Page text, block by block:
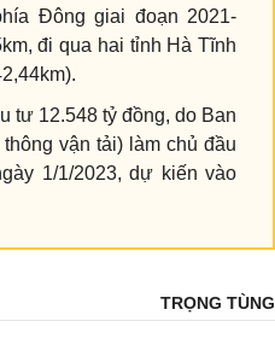
Đông giai đoạn 2021-
đi qua hai tỉnh Hà Tĩnh
tư 12.548 tỷ đồng, do Ban
vận tải) làm chủ đầu
1/1/2023, dự kiến vào
TRỌNG TÙNG